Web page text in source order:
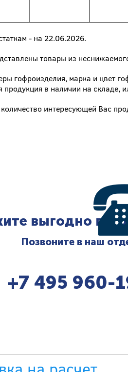
- на 22.06.2026.
товары из
гофроизделия, марка и цвет
продукция в наличии на складе,
количество интересующей Вас
выгодно
Позвоните в наш
+7 495 960-